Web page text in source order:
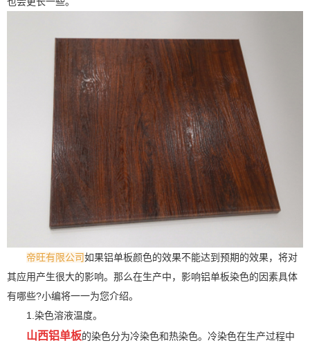
帝旺有限公司如果铝单板颜色的效果不能达到预期的效果，将对
其应用产生很大的影响。那么在生产中，影响铝单板染色的因素具体
有哪些?小编将一一为您介绍。
1.染色溶液温度。
山西铝单板的染色分为冷染色和热染色。冷染色在生产过程中